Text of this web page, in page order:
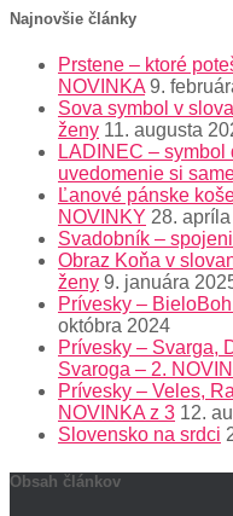
Najnovšie články
Prstene – ktoré
NOVINKA 9.
Sova symbol v
ženy 11. augusta
LADINEC –
uvedomenie si
Ľanové pánske
NOVINKY 28.
Svadobník –
Obraz Koňa v
ženy 9. januára
Prívesky –
októbra 2024
Prívesky – Svarga,
Svaroga – 2.
Prívesky – Veles,
NOVINKA z 3 12.
Slovensko na srdci
Obsah článkov